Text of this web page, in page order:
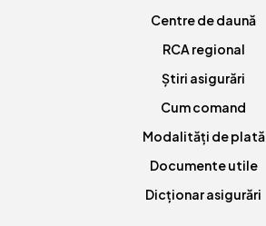
Centre de daună
RCA regional
Știri asigurări
Cum comand
Modalități de plată
Documente utile
Dicționar asigurări